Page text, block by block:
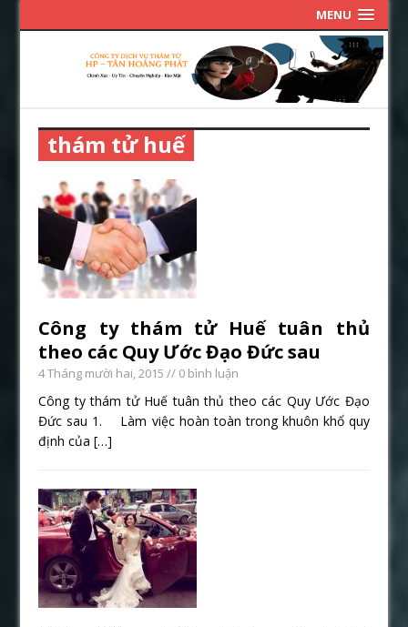
MENU
thám tử huế
Công ty thám tử Huế tuân thủ
theo các Quy Ước Đạo Đức sau
4 Tháng mười hai, 2015 // 0 bình luận
Công ty thám tử Huế tuân thủ theo các Quy Ước Đạo
Đức sau 1. Làm việc hoàn toàn trong khuôn khổ quy
định của[…]